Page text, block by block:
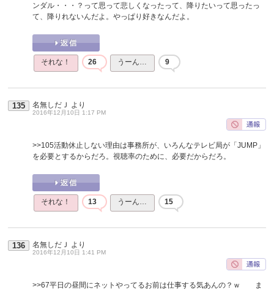
ンダル・・・？って思って悲しくなったって、降りたいって思ったっ
て、降りれないんだよ。やっぱり好きなんだよ。
それな！ 26 うーん… 9
135 名無しだＪ より
2016年12月10日 1:17 PM
>>105活動休止しない理由は事務所が、いろんなテレビ局が「JUMP」
を必要とするからだろ。視聴率のために、必要だからだろ。
それな！ 13 うーん… 15
136 名無しだＪ より
2016年12月10日 1:41 PM
>>67平日の昼間にネットやってるお前は仕事する気あんの？ｗ ま